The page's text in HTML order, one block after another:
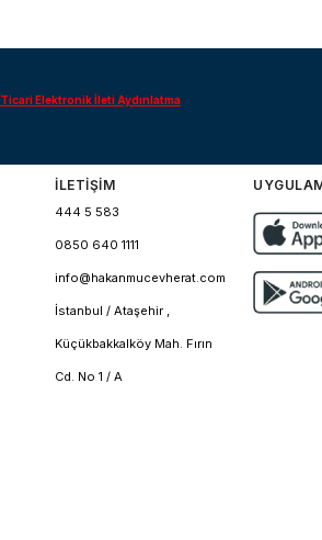
Ticari Elektronik İleti Aydınlatma
İLETİŞİM
444 5 583
0850 640 1111
info@hakanmucevherat.com
İstanbul / Ataşehir ,
Küçükbakkalköy Mah. Fırın
Cd. No 1 / A